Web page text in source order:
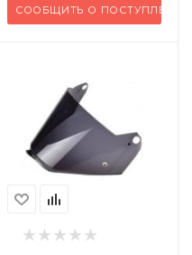
СООБЩИТЬ О ПОСТУПЛЕНИИ